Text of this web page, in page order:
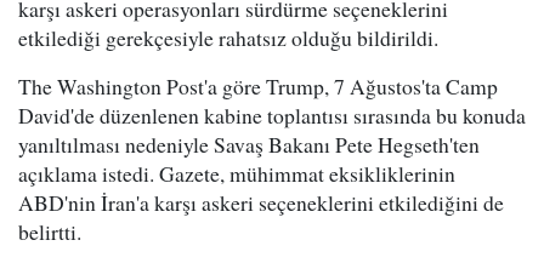
karşı askeri operasyonları sürdürme seçeneklerini
etkilediği gerekçesiyle rahatsız olduğu bildirildi.
The Washington Post'a göre Trump, 7 Ağustos'ta Camp
David'de düzenlenen kabine toplantısı sırasında bu konuda
yanıltılması nedeniyle Savaş Bakanı Pete Hegseth'ten
açıklama istedi. Gazete, mühimmat eksikliklerinin
ABD'nin İran'a karşı askeri seçeneklerini etkilediğini de
belirtti.